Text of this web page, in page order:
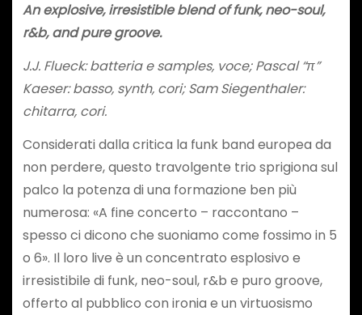
An explosive, irresistible blend of funk, neo-soul,
r&b, and pure groove.
J.J. Flueck: batteria e samples, voce; Pascal“π”
Kaeser: basso, synth, cori; Sam Siegenthaler:
chitarra, cori.
Considerati dalla critica la funk band europea da
non perdere, questo travolgente trio sprigiona sul
palco la potenza di una formazione ben più
numerosa: «A fine concerto – raccontano –
spesso ci dicono che suoniamo come fossimo in 5
o 6». Il loro live è un concentrato esplosivo e
irresistibile di funk, neo-soul, r&b e puro groove,
offerto al pubblico con ironia e un virtuosismo